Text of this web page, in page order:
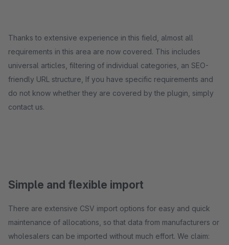
Thanks to extensive experience in this field, almost all
requirements in this area are now covered. This includes
universal articles, filtering of individual categories, an SEO-
friendly URL structure, If you have specific requirements and
do not know whether they are covered by the plugin, simply
contact us.
Simple and flexible import
There are extensive CSV import options for easy and quick
maintenance of allocations, so that data from manufacturers or
wholesalers can be imported without much effort. We claim: